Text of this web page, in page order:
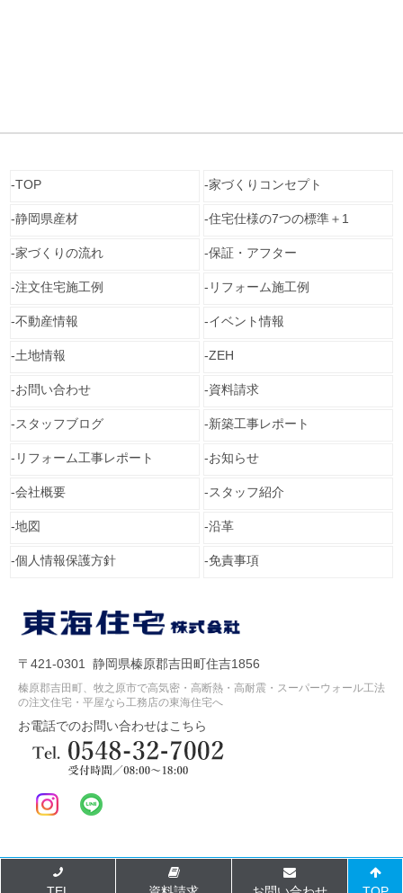
TOP 家づくりコンセプト
静岡県産材 住宅仕様の7つの標準＋1
家づくりの流れ 保証・アフター
注文住宅施工例 リフォーム施工例
不動産情報 イベント情報
土地情報 ZEH
お問い合わせ 資料請求
スタッフブログ 新築工事レポート
リフォーム工事レポート お知らせ
会社概要 スタッフ紹介
地図 沿革
個人情報保護方針 免責事項
〒421-0301 静岡県榛原郡吉田町住吉1856
榛原郡吉田町、牧之原市で高気密・高断熱・高耐震・スーパーウォール工法
の注文住宅・平屋なら工務店の東海住宅へ
お電話でのお問い合わせはこちら
Copyright © 2024 東海住宅株式会社 All Rights Reserved.